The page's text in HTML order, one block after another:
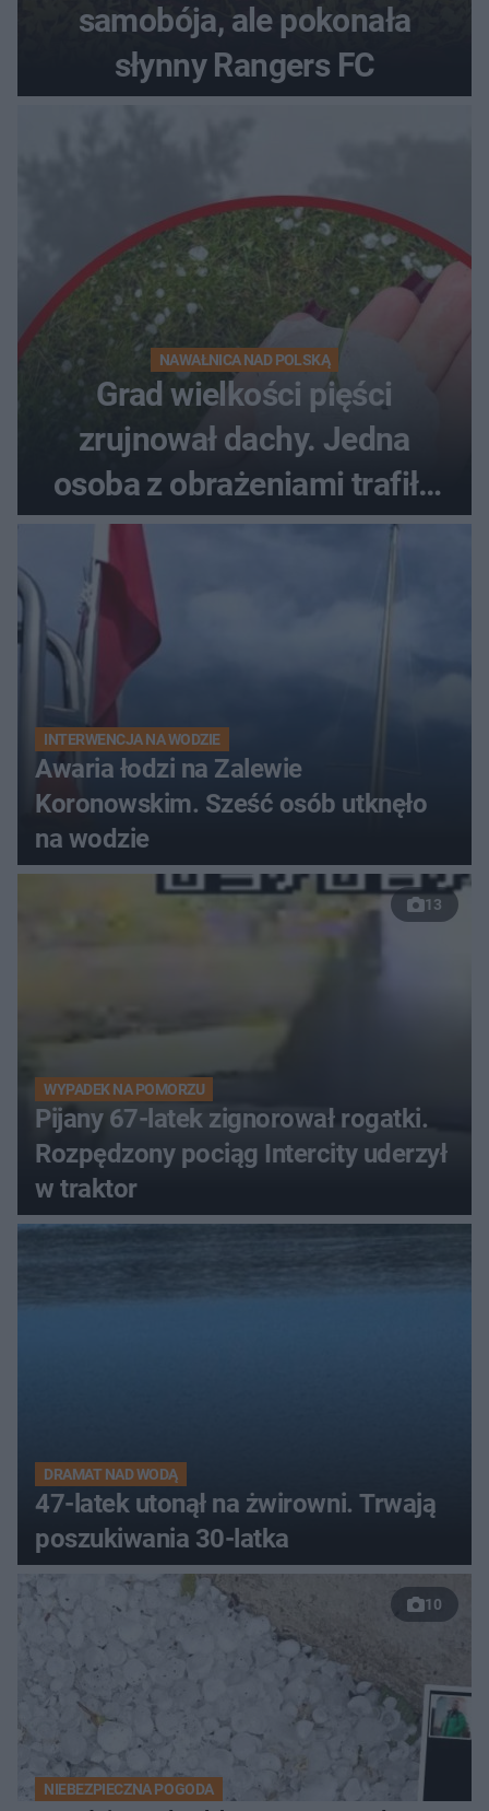
samobója, ale pokonała
słynny Rangers FC
NAWAŁNICA NAD POLSKĄ
Grad wielkości pięści
zrujnował dachy. Jedna
osoba z obrażeniami trafiła
do szpitala
INTERWENCJA NA WODZIE
Awaria łodzi na Zalewie
Koronowskim. Sześć osób utknęło
na wodzie
13
WYPADEK NA POMORZU
Pijany 67-latek zignorował rogatki.
Rozpędzony pociąg Intercity uderzył
w traktor
DRAMAT NAD WODĄ
47-latek utonął na żwirowni. Trwają
poszukiwania 30-latka
10
NIEBEZPIECZNA POGODA